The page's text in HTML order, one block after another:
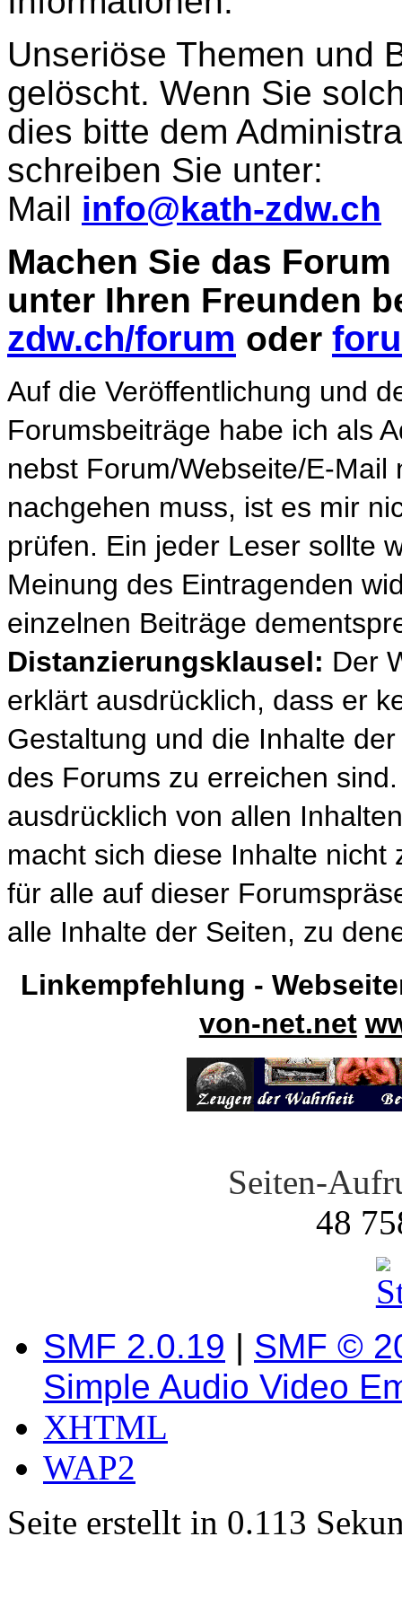
Unseriöse Themen und
gelöscht. Wenn Sie
dies bitte dem
schreiben Sie unter:
Mail info@kath-zdw.ch
Machen Sie das
unter Ihren Freunden
zdw.ch/forum oder
Auf die Veröffentlichung und
Forumsbeiträge habe ich als
nebst Forum/Webseite/E-
nachgehen muss, ist es mir
prüfen. Ein jeder Leser sollte
Meinung des Eintragenden
einzelnen Beiträge
Distanzierungsklausel: Der
erklärt ausdrücklich, dass er
Gestaltung und die Inhalte
des Forums zu erreichen
ausdrücklich von allen
macht sich diese Inhalte nicht
für alle auf dieser
alle Inhalte der Seiten, zu
Linkempfehlung -
von-net.net
Seiten-
48
SMF 2.0.19 | SMF ©
Simple Audio Video
XHTML
WAP2
Seite erstellt in 0.113